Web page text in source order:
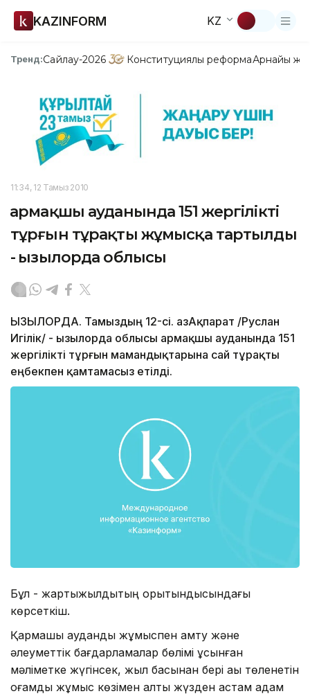
KAZINFORM KZ
Тренд:Сайлау-2026 Конституциялық реформаАрнайы
11:34, 12 Тамыз 2010
Қармақшы ауданында 151 жергілікті
тұрғын тұрақты жұмысқа тартылды
- Қызылорда облысы
ҚЫЗЫЛОРДА. Тамыздың 12-сі. ҚазАқпарат /Руслан
Игілік/ - Қызылорда облысы Қармақшы ауданында 151
жергілікті тұрғын мамандықтарына сай тұрақты
еңбекпен қамтамасыз етілді.
Бұл - жартыжылдықтың қорытындысындағы
көрсеткіш.
Қармақшы аудандық жұмыспен қамту және
әлеуметтік бағдарламалар бөлімі ұсынған
мәліметке жүгінсек, жыл басынан бері ақы төленетін
қоғамдық жұмыс көзімен алты жүзден астам адам